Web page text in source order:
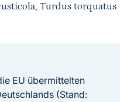
Turdus torquatus
EU übermittelten
(Stand: